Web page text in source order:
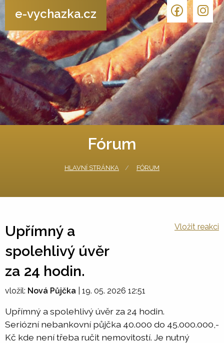
e-vychazka.cz
Fórum
HLAVNÍ STRÁNKA FÓRUM
Upřímný a
spolehlivý úvěr
za 24 hodin.
Vložit reakci
vložil: Nová Půjčka 19. 05. 2026 12:51
Upřímný a spolehlivý úvěr za 24 hodin.
Seriózní nebankovní půjčka 40.000 do 45.000.000,-
Kč kde není třeba ručit nemovitostí. Je nutný